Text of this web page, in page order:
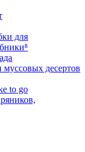
для
десертов
to go